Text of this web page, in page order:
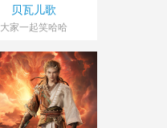
贝瓦儿歌
大家一起笑哈哈